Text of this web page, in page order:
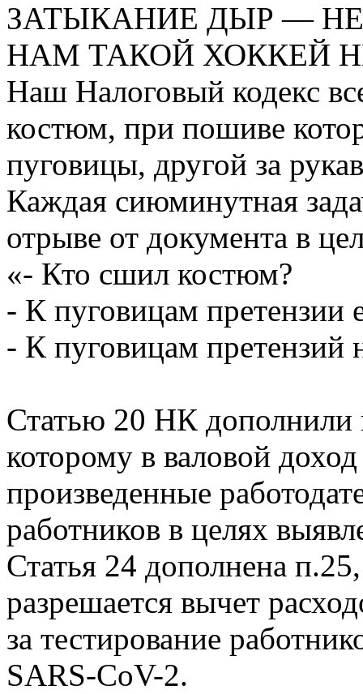
ЗАТЫКАНИЕ ДЫР —
НАМ ТАКОЙ ХОККЕЙ
Наш Налоговый кодекс
костюм, при пошиве
пуговицы, другой за
Каждая сиюминутная
отрыве от документа в
«- Кто сшил костюм?
- К пуговицам претензии
- К пуговицам
Статью 20 НК дополнили
которому в валовой
произведенные
работников в целях
Статья 24 дополнена
разрешается вычет
за тестирование
SARS-CoV-2.